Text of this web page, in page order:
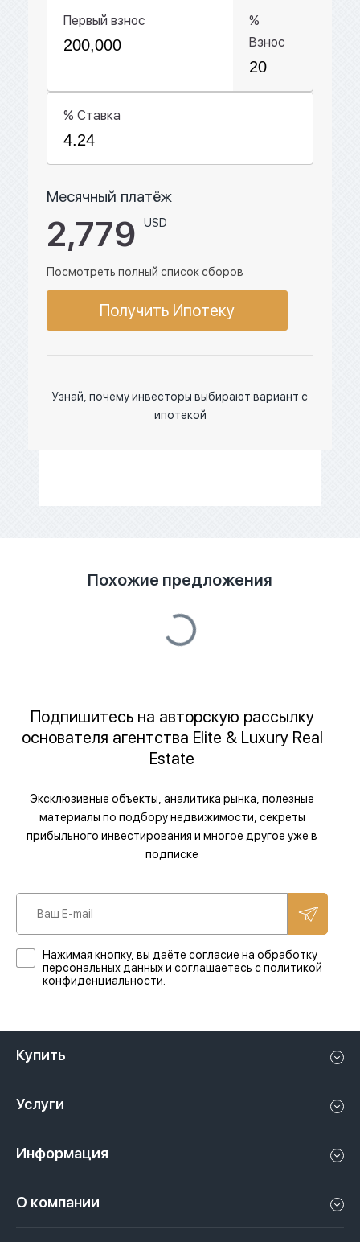
Первый взнос
%
Взнос
% Ставка
Месячный платёж
2,779 USD
Посмотреть полный список сборов
Получить Ипотеку
Узнай, почему инвесторы выбирают вариант с
ипотекой
Похожие предложения
Подпишитесь на авторскую рассылку
основателя агентства Elite & Luxury Real
Estate
Эксклюзивные объекты, аналитика рынка, полезные
материалы по подбору недвижимости, секреты
прибыльного инвестирования и многое другое уже в
подписке
Нажимая кнопку, вы даёте согласие на обработку
персональных данных и соглашаетесь с политикой
конфиденциальности.
Купить
Апартаменты в Дубае
Пентхаус в Дубае
Услуги
Сдать недвижимость в Дубае, ОАЭ
Информация
О компании